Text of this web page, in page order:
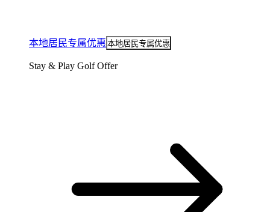
本地居民专属优惠 本地居民专属优惠
Stay & Play Golf Offer